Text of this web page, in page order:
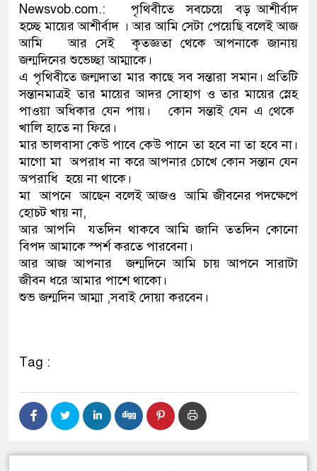
Newsvob.com.: পৃথিবীতে সবচেয়ে বড় আশীর্বাদ
হচ্ছে মায়ের আশীর্বাদ । আর আমি সেটা পেয়েছি বলেই আজ
আমি আর সেই কৃতজ্ঞতা থেকে আপনাকে জানায়
জন্মদিনের শুভেচ্ছা আম্মাকে।
এ পৃথিবীতে জন্মদাতা মার কাছে সব সন্তারা সমান। প্রতিটি
সন্তানমাত্রই তার মায়ের আদর সোহাগ ও তার মায়ের স্নেহ
পাওয়া অধিকার যেন পায়। কোন সন্তাই যেন এ থেকে
খালি হাতে না ফিরে।
মার ভালবাসা কেউ পাবে কেউ পানে তা হবে না তা হবে না।
মাগো মা অপরাধ না করে আপনার চোখে কোন সন্তান যেন
অপরাধি হয়ে না থাকে।
মা আপনে আছেন বলেই আজও আমি জীবনের পদক্ষেপে
হোচট খায় না,
আর আপনি যতদিন থাকবে আমি জানি ততদিন কোনো
বিপদ আমাকে স্পর্শ করতে পারবেনা।
আর আজ আপনার জন্মদিনে আমি চায় আপনে সারাটা
জীবন ধরে আমার পাশে থাকো।
শুভ জন্মদিন আম্মা ,সবাই দোয়া করবেন।
Tag :